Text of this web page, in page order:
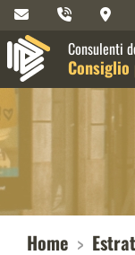
Consulenti
Home